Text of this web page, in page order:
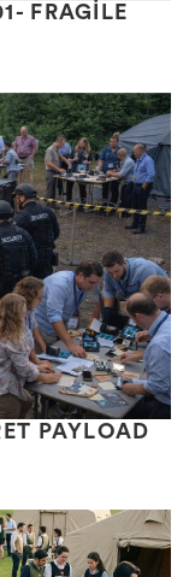
FRAGILE
PAYLOAD